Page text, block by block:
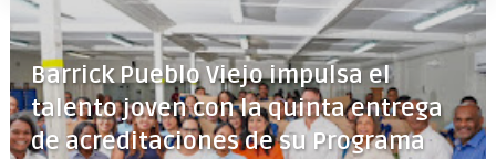
Barrick Pueblo Viejo impulsa el
talento joven con la quinta entrega
de acreditaciones de su Programa